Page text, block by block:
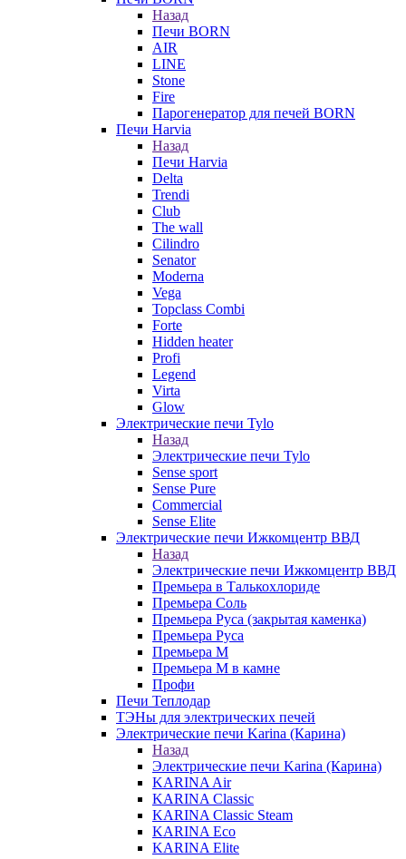
Назад
Печи BORN
AIR
LINE
Stone
Fire
Парогенератор для печей BORN
Печи Harvia
Назад
Печи Harvia
Delta
Trendi
Club
The wall
Cilindro
Senator
Moderna
Vega
Topclass Combi
Forte
Hidden heater
Profi
Legend
Virta
Glow
Электрические печи Tylo
Назад
Электрические печи Tylo
Sense sport
Sense Pure
Commercial
Sense Elite
Электрические печи Ижкомцентр ВВД
Назад
Электрические печи Ижкомцентр ВВД
Премьера в Талькохлориде
Премьера Cоль
Премьера Руса (закрытая каменка)
Премьера Руса
Премьера М
Премьера М в камне
Профи
Печи Теплодар
ТЭНы для электрических печей
Электрические печи Karina (Карина)
Назад
Электрические печи Karina (Карина)
KARINA Air
KARINA Classic
KARINA Classic Steam
KARINA Eco
KARINA Elite